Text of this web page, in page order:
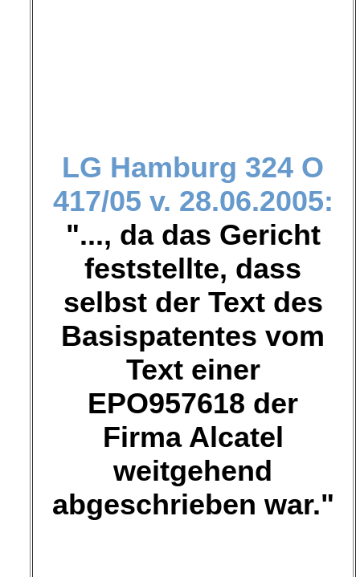
LG Hamburg 324 O
417/05 v. 28.06.2005:
"..., da das Gericht
feststellte, dass
selbst der Text des
Basispatentes vom
Text einer
EPO957618 der
Firma Alcatel
weitgehend
abgeschrieben war."